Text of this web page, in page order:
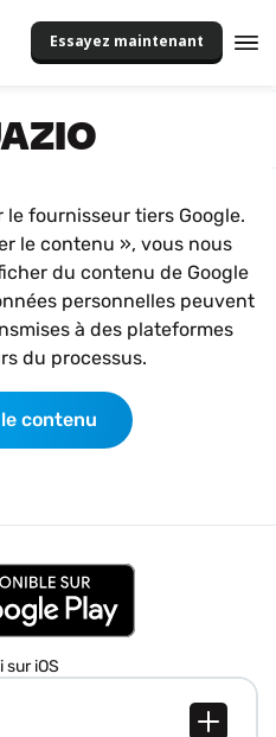
Essayez maintenant
fournisseur tiers Google.
le contenu », vous nous
du contenu de Google
personnelles peuvent
à des plateformes
du processus.
contenu
sur iOS